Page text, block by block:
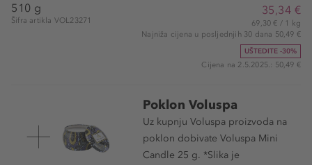
510 g
Šifra artikla VOL23271
35,34 €
69,30 € / 1 kg
Najniža cijena u posljednjih 30 dana 50,49 €
UŠTEDITE -30%
Cijena na 2.5.2025.: 50,49 €
Poklon Voluspa
Uz kupnju Voluspa proizvoda na
poklon dobivate Voluspa Mini
Candle 25 g. *Slika je